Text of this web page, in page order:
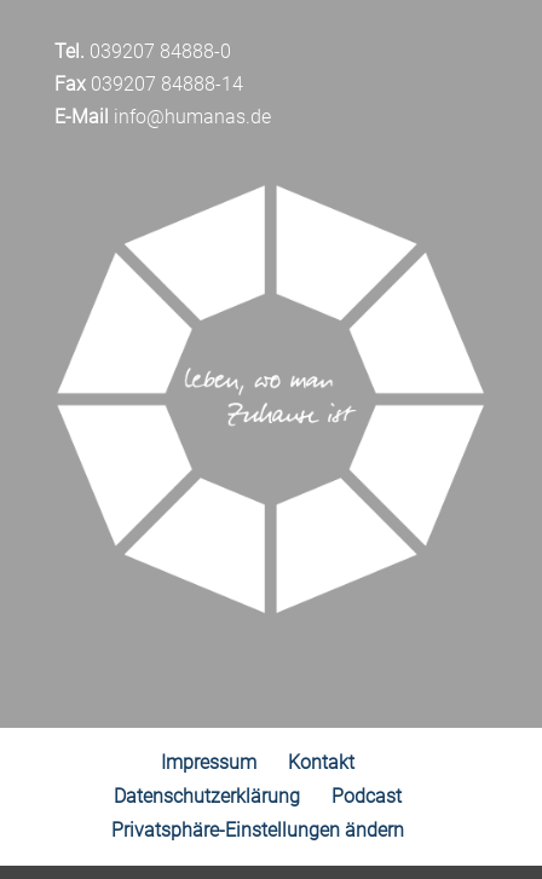
Tel. 039207 84888-0
Fax039207 84888-14
E-Mail info@humanas.de
Impressum
Kontakt
Datenschutzerklärung
Podcast
Privatsphäre-Einstellungen ändern